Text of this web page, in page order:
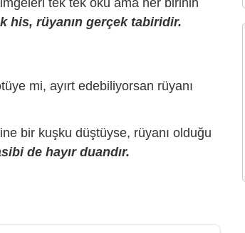
his, rüyanın gerçek tabiridir.
mi, ayırt edebiliyorsan rüyanı
bir kuşku düştüyse, rüyanı olduğu
de hayır duandır.